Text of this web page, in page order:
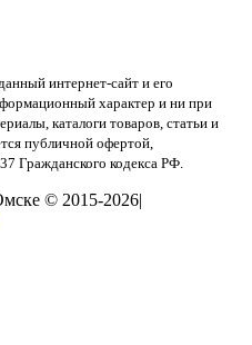
интернет-сайт и его
характер и ни при
каталоги товаров, статьи и
публичной офертой,
Гражданского кодекса РФ.
© 2015-2026|